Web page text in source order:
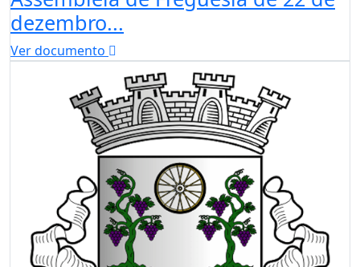
dezembro...
Ver documento